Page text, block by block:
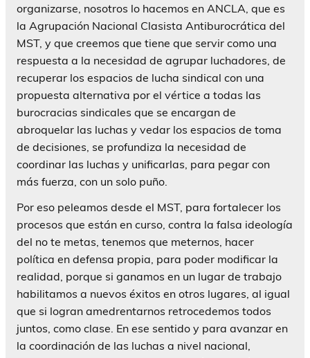
organizarse, nosotros lo hacemos en ANCLA, que es
la Agrupación Nacional Clasista Antiburocrática del
MST, y que creemos que tiene que servir como una
respuesta a la necesidad de agrupar luchadores, de
recuperar los espacios de lucha sindical con una
propuesta alternativa por el vértice a todas las
burocracias sindicales que se encargan de
abroquelar las luchas y vedar los espacios de toma
de decisiones, se profundiza la necesidad de
coordinar las luchas y unificarlas, para pegar con
más fuerza, con un solo puño.
Por eso peleamos desde el MST, para fortalecer los
procesos que están en curso, contra la falsa ideología
del no te metas, tenemos que meternos, hacer
política en defensa propia, para poder modificar la
realidad, porque si ganamos en un lugar de trabajo
habilitamos a nuevos éxitos en otros lugares, al igual
que si logran amedrentarnos retrocedemos todos
juntos, como clase. En ese sentido y para avanzar en
la coordinación de las luchas a nivel nacional,